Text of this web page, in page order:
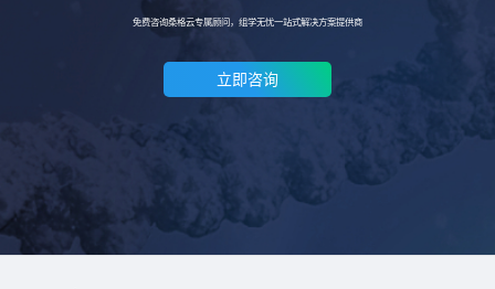
免费咨询桑格云专属顾问，组学无忧一站式解决方案提供商
立即咨询